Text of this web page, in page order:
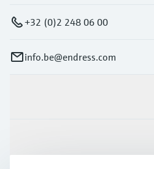
+32 (0)2 248 06 00
info.be@endress.com